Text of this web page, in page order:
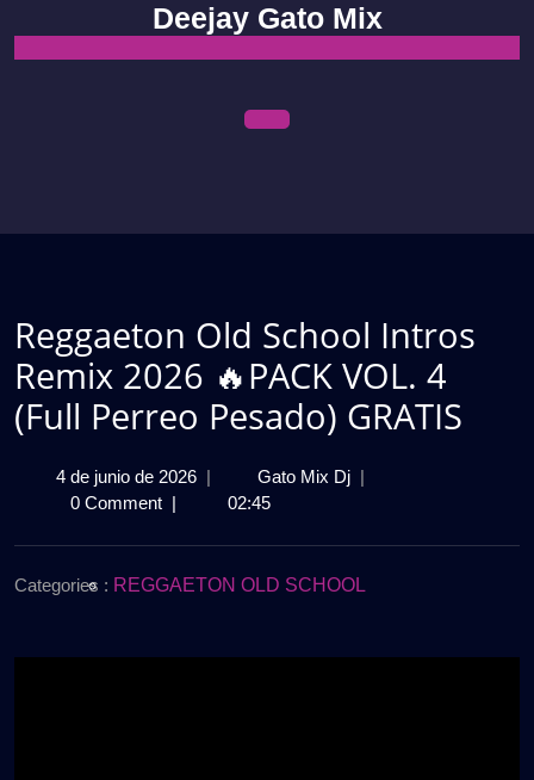
content
Deejay Gato Mix
Reggaeton Old School Intros
Remix 2026 🔥PACK VOL. 4
(Full Perreo Pesado) GRATIS
4 de junio de 20264
2026
| Gato Mix DjReggaeton
Remix
PACK
|
0 Comment | 02:45
Categories : REGGAETON OLD SCHOOL